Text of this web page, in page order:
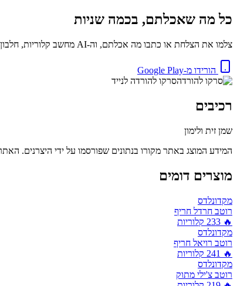
כל מה שאכלתם, בכמה שניות
צלמו את הצלחת או כתבו מה אכלתם, וה-AI מחשב קלוריות, חלבון ומאקרו באופן מיידי. בחינם.
הורידו מ-Google Play
סרקו להורדה לנייד
רכיבים
שמן זית ולימון
המידע המוצג באתר מקורו בנתונים שפורסמו על ידי היצרנים.
מוצרים דומים
מקדונלדס
רוטב חרדל חריף
🔥
233 קלוריות
מקדונלדס
רוטב רויאל חריף
🔥
241 קלוריות
מקדונלדס
רוטב צ'ילי מתוק